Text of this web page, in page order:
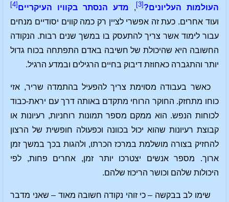
העולמות העליונים? [3]
, מדע הנסתר בקוויו העיקריים [4]
ועוד אחרים. כעת זה אפשרי לציין רק כמה קווים יסודיים מנחים
עבור לימוד אשר צריך להתעסק בו במשך שנים רבות. הנקודה
החשובה היא שהיכולת של חשיבה באדם התפתחה בכוח גדול
יותר והתגברה כאחוזת דיבוק בחיים הרגילים ובמדע הרגיל.
כאשר בעבודה מסוימת צריך להפעיל בהתמדה שריר, אזי
כוחו מתחזק. החוקר הרוחי מתקדם באותה דרך עם יראת-כבוד
לכוחות הנפש. הוא ממקם מספר תמונות רוחניות, רעיונות או
קבוצת רעיונות שהוא יכול בכוונה וכפעולה חופשית של הרצון
להחזיק בצורה מושלמת במרכז הכרתו, ולהגות בכך במשך זמן
ארוך. מספר אנשים יצטרכו יותר זמן, אחרים פחות, לפי
היכולות שלהם וכושר הריכוז שלהם.
שימו לב בבקשה – כי זוהי נקודה חשובה מאוד – שאני מדבר